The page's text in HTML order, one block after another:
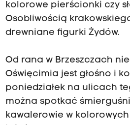
kolorowe pierścionki czy
Osobliwością
drewniane figurki Żydów.
Od rana w Brzeszczach
Oświęcimia jest głośno i
poniedziałek na ulicach
można spotkać
kawalerowie w